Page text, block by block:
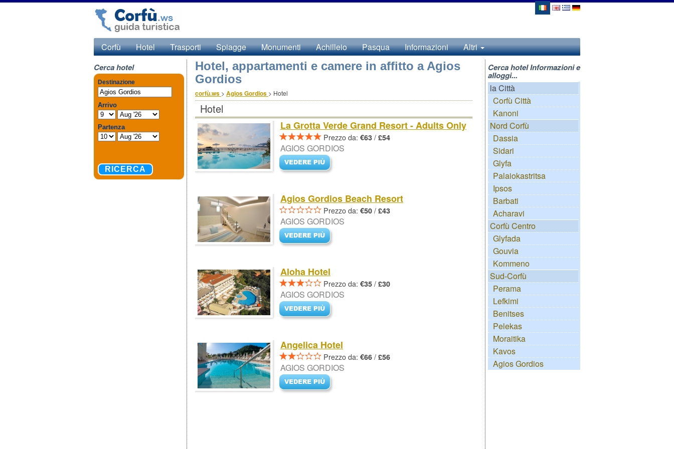
Corfù Hotel Trasporti Spiagge Monumenti Achilleio Pasqua Informazioni Altri
Cerca hotel
Hotel, appartamenti e camere in affitto a Agios
Gordios
corfù.ws > Agios Gordios > Hotel
Hotel
La Grotta Verde Grand Resort - Adults Only
Prezzo da: €63 / £54
AGIOS GORDIOS
Agios Gordios Beach Resort
Prezzo da: €50 / £43
AGIOS GORDIOS
Aloha Hotel
Prezzo da: €35 / £30
AGIOS GORDIOS
Angelica Hotel
Prezzo da: €66 / £56
AGIOS GORDIOS
Cerca hotel Informazioni e
alloggi...
la Città
Corfù Città
Kanoni
Nord Corfù
Dassia
Sidari
Glyfa
Palaiokastritsa
Ipsos
Barbati
Acharavi
Corfù Centro
Glyfada
Gouvia
Kommeno
Sud-Corfù
Perama
Lefkimi
Benitses
Pelekas
Moraitika
Kavos
Agios Gordios